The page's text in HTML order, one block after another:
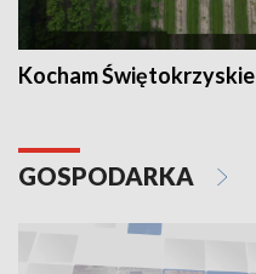
Kocham Świętokrzyskie
GOSPODARKA